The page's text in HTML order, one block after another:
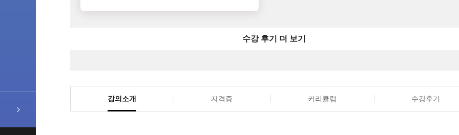
수강 후기 더 보기
강의소개 자격증 커리큘럼 수강후기